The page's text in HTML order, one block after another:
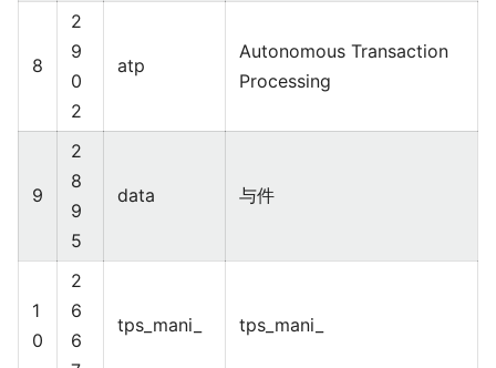
8
2
9
0
2
atp
Autonomous Transaction
Processing
9
2
8
9
5
data 与件
1
0
2
6
6
tps_mani_ tps_mani_